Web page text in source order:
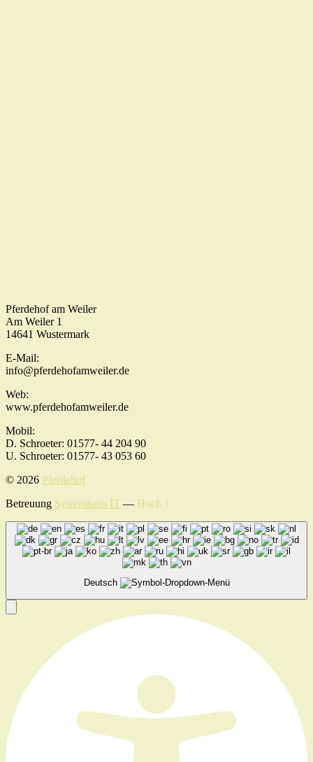
Pferdehof am Weiler
Am Weiler 1
14641 Wustermark
E-Mail:
info@pferdehofamweiler.de
Web:
www.pferdehofamweiler.de
Mobil:
D. Schroeter: 01577- 44 204 90
U. Schroeter: 01577- 43 053 60
© 2026 Pferdehof
Betreuung Systemhaus IT — Hoch ↑
Deutsch